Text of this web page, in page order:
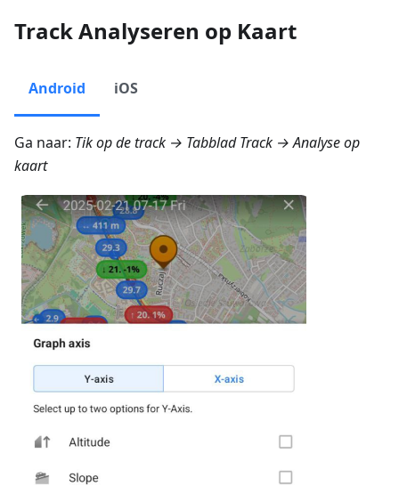
Track Analyseren op Kaart
Android iOS
Ga naar: Tik op de track → Tabblad Track →Analyse op
kaart